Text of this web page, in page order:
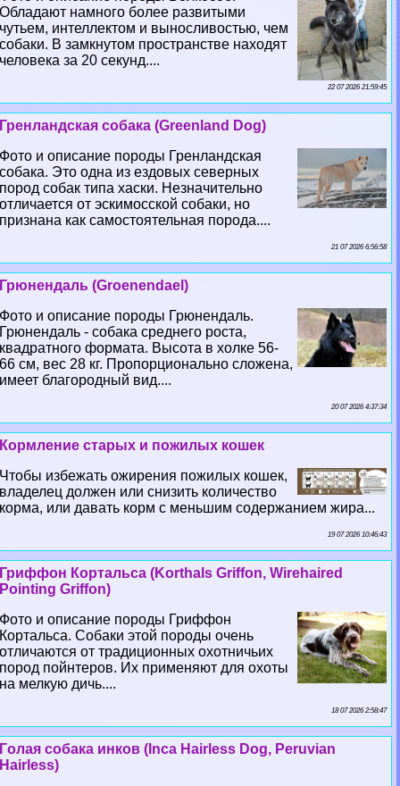
Обладают намного более развитыми
чутьем, интеллектом и выносливостью, чем
собаки. В замкнутом прострaнcтве находят
человека за 20 секунд....
22 07 2026 21:59:45
Гренландская собака (Greenland Dog)
Фото и описание породы Гренландская
собака. Это одна из ездовых северных
пород собак типа хаски. Незначительно
отличается от эскимосской собаки, но
признана как самостоятельная порода....
21 07 2026 6:56:58
Грюнендаль (Groenendael)
Фото и описание породы Грюнендаль.
Грюнендаль - собака среднего роста,
квадратного формата. Высота в холке 56-
66 см, вес 28 кг. Пропорционально сложена,
имеет благородный вид....
20 07 2026 4:37:34
Кормление старых и пожилых кошек
Чтобы избежать ожирения пожилых кошек,
владелец должен или снизить количество
корма, или давать корм с меньшим содержанием жира...
19 07 2026 10:46:43
Гриффон Кортальса (Korthals Griffon, Wirehaired
Pointing Griffon)
Фото и описание породы Гриффон
Кортальса. Собаки этой породы очень
отличаются от традиционных охотничьих
пород пойнтеров. Их применяют для охоты
на мелкую дичь....
18 07 2026 2:58:47
Гoлая собака инков (Inca Hairless Dog, Peruvian
Hairless)